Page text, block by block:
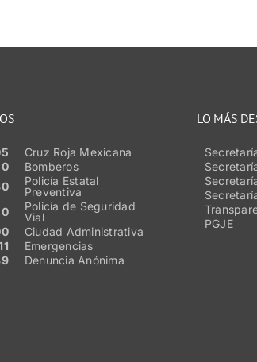
Cruz Roja Mexicana
Bomberos
Policía Estatal
Preventiva
Policía de Seguridad
Vial
Ciudad Administrativa
Emergencias
Denuncia Anónima
LO MÁS
PGJE